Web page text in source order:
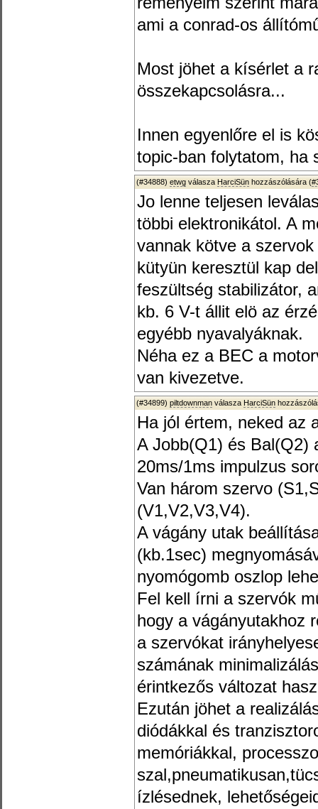
ami a conrad-os
Most jöhet a kísérlet a
összekapcsolásra...
Innen egyenlőre el is
topic-ban folytatom, ha
(#34888) etwg válasza HarciSün hozzászólására (
Jo lenne teljesen
többi elektronikátol. A
vannak kötve a
kütyün keresztül kap
feszültség stabilizátor,
kb. 6 V-t állit elö az
egyébb nyavalyáknak.
Néha ez a BEC a
van kivezetve.
(#34899) piltdownman válasza HarciSün
Ha jól értem, neked az
A Jobb(Q1) és Bal(Q2)
20ms/1ms impulzus
Van három szervo
(V1,V2,V3,V4).
A vágány utak
(kb.1sec)
nyomógomb oszlop
Fel kell írni a szervók
hogy a vágányutakhoz
a szervókat
számának
érintkezős változat
Ezután jöhet a
diódákkal és
memóriákkal,
ízlésednek,